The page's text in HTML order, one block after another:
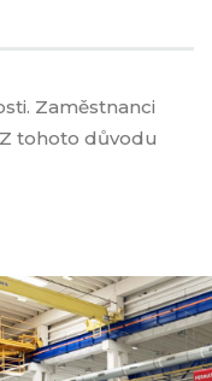
Zaměstnanci
tohoto důvodu